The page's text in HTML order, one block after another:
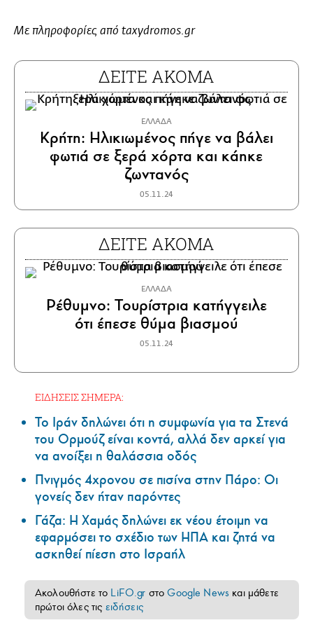
Με πληροφορίες από taxydromos.gr
ΔΕΙΤΕ ΑΚΟΜΑ
ΕΛΛΑΔΑ
Κρήτη: Ηλικιωμένος πήγε να βάλει
φωτιά σε ξερά χόρτα και κάηκε
ζωντανός
05.11.24
ΔΕΙΤΕ ΑΚΟΜΑ
ΕΛΛΑΔΑ
Ρέθυμνο: Τουρίστρια κατήγγειλε
ότι έπεσε θύμα βιασμού
05.11.24
ΕΙΔΗΣΕΙΣ ΣΗΜΕΡΑ:
Το Ιράν δηλώνει ότι η συμφωνία για τα Στενά
του Ορμούζ είναι κοντά, αλλά δεν αρκεί για
να ανοίξει η θαλάσσια οδός
Πνιγμός 4χρονου σε πισίνα στην Πάρο: Οι
γονείς δεν ήταν παρόντες
Γάζα: Η Χαμάς δηλώνει εκ νέου έτοιμη να
εφαρμόσει το σχέδιο των ΗΠΑ και ζητά να
ασκηθεί πίεση στο Ισραήλ
Ακολουθήστε το LiFO.gr στοGoogle News και μάθετε
πρώτοι όλες τις ειδήσεις